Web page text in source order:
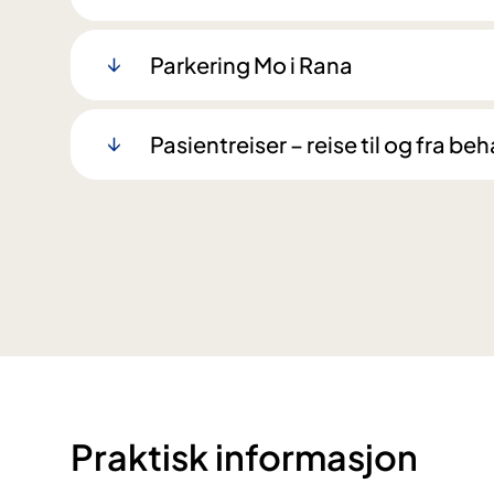
Parkering Mo i Rana
​Pasientreiser – reise til og fra
Praktisk informasjon